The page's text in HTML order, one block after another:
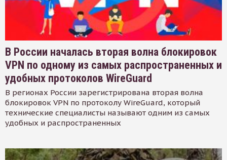
В России началась вторая волна блокировок
VPN по одному из самых распространенных и
удобных протоколов WireGuard
В регионах России зарегистрирована вторая волна
блокировок VPN по протоколу WireGuard, который
технические специалисты называют одним из самых
удобных и распространенных